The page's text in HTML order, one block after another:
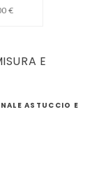
€
E
ASTUCCIO E